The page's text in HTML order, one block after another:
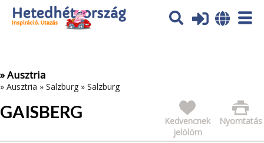
Az oldal sütiket (cookies) használ. További tájékoztatás itt:
Adatvédelmi tájékoztató
» Ausztria
» Ausztria » Salzburg » Salzburg
GAISBERG Nyomtatás
Kedvencnek
jelölöm